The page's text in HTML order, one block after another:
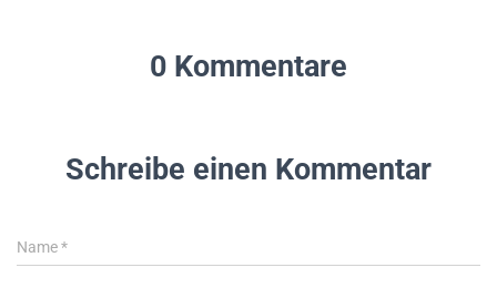
0 Kommentare
Schreibe einen Kommentar
Name*